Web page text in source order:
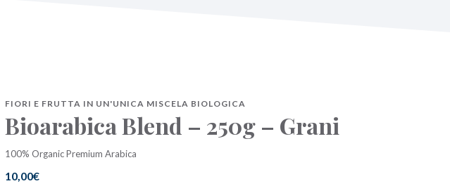
FIORI E FRUTTA IN UN'UNICA MISCELA BIOLOGICA
Bioarabica Blend – 250g – Grani
100% Organic Premium Arabica
10,00€